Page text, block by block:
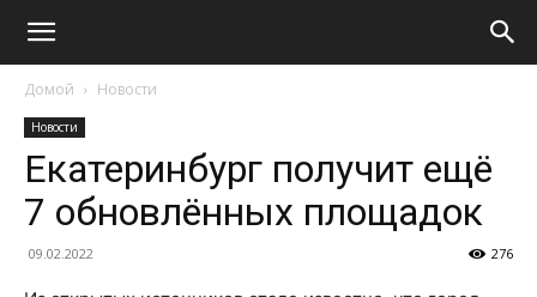
Домой Новости
Новости
Екатеринбург получит ещё
7 обновлённых площадок
09.02.2022 276